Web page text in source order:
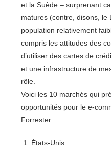
et la Suède – surprenant
matures (contre, disons, le
population relativement
compris les attitudes des
d’utiliser des cartes de
et une infrastructure de
rôle.
Voici les 10 marchés qui
opportunités pour le e-
Forrester:
États-Unis